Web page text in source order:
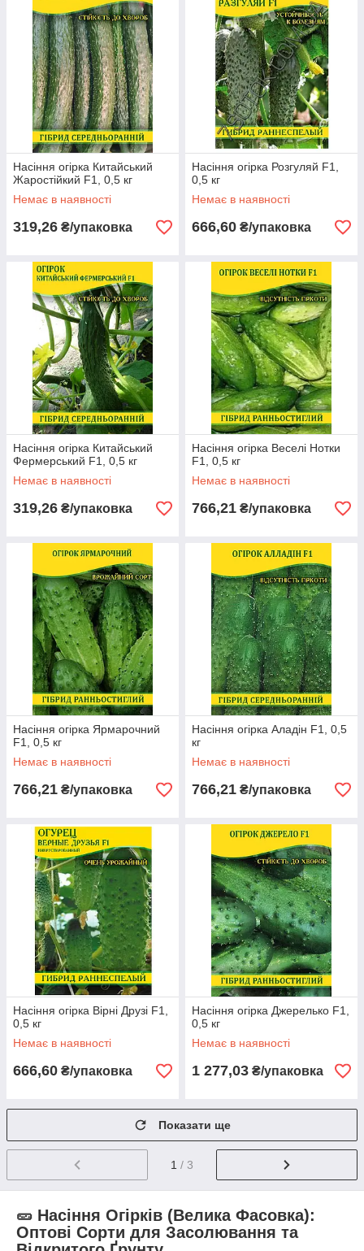
Насіння огірка Китайський
Жаростійкий F1, 0,5 кг
Немає в наявності
319,26 ₴/упаковка
Насіння огірка Розгуляй F1,
0,5 кг
Немає в наявності
666,60 ₴/упаковка
Насіння огірка Китайський
Фермерський F1, 0,5 кг
Немає в наявності
319,26 ₴/упаковка
Насіння огірка Веселі Нотки
F1, 0,5 кг
Немає в наявності
766,21 ₴/упаковка
Насіння огірка Ярмарочний
F1, 0,5 кг
Немає в наявності
766,21 ₴/упаковка
Насіння огірка Аладін F1, 0,5
кг
Немає в наявності
766,21 ₴/упаковка
Насіння огірка Вірні Друзі F1,
0,5 кг
Немає в наявності
666,60 ₴/упаковка
Насіння огірка Джерелько F1,
0,5 кг
Немає в наявності
1 277,03 ₴/упаковка
Показати ще
1 / 3
🥒 Насіння Огірків (Велика Фасовка):
Оптові Сорти для Засолювання та